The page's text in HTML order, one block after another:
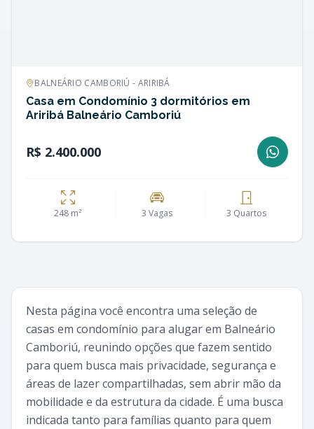
BALNEÁRIO CAMBORIÚ - ARIRIBÁ
Casa em Condomínio 3 dormitórios em
Ariribá Balneário Camboriú
R$ 2.400.000
248 m² 3 Vagas 3 Quartos
Nesta página você encontra uma seleção de
casas em condomínio para alugar em Balneário
Camboriú, reunindo opções que fazem sentido
para quem busca mais privacidade, segurança e
áreas de lazer compartilhadas, sem abrir mão da
mobilidade e da estrutura da cidade. É uma busca
indicada tanto para famílias quanto para quem